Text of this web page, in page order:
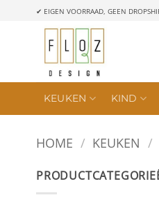
✔ EIGEN VOORRAAD, GEEN
KEUKEN KIND
HOME / KEUKEN /